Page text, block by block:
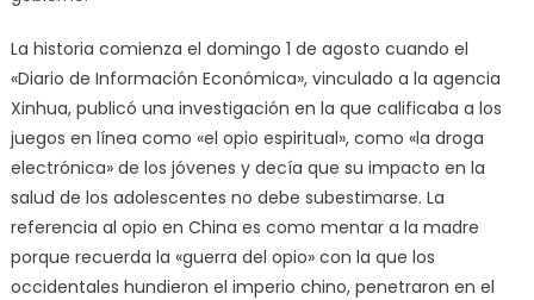
La historia comienza el domingo 1 de agosto cuando el
«Diario de Información Económica», vinculado a la agencia
Xinhua, publicó una investigación en la que calificaba a los
juegos en línea como «el opio espiritual», como «la droga
electrónica» de los jóvenes y decía que su impacto en la
salud de los adolescentes no debe subestimarse. La
referencia al opio en China es como mentar a la madre
porque recuerda la «guerra del opio» con la que los
occidentales hundieron el imperio chino, penetraron en el